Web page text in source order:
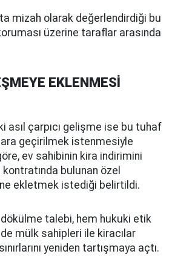
mizah olarak değerlendirdiği bu
üzerine taraflar arasında
EKLENMESİ
asıl çarpıcı gelişme ise bu tuhaf
geçirilmek istenmesiyle
ev sahibinin kira indirimini
bulunan özel
ekletmek istediği belirtildi.
dökülme talebi, hem hukuki etik
de mülk sahipleri ile kiracılar
yeniden tartışmaya açtı.